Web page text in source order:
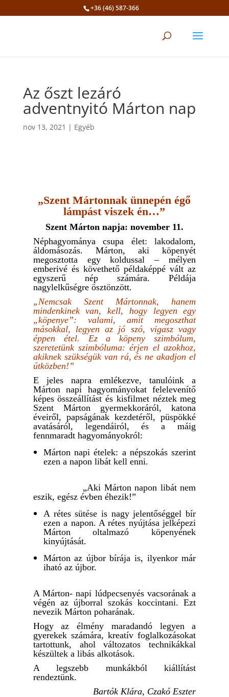
+36 (46) 587-366
Az őszt lezáró
adventnyitó Márton nap
nov 13, 2021 | Egyéb
„Szent Mártonnak ünnepén égő
lámpást viszek én…”
Szent Márton napja: november 11.
Néphagyománya csupa élet: lakodalom,
áldomásozás. Márton, aki köpenyét
megosztotta egy koldussal – mélyen
emberivé és követhető példaképpé vált az
egyszerű nép számára. Példája
nagylelkűségre ösztönzött.
„Nemcsak Szent Mártonnak, hanem
mindenkinek van, kell, hogy legyen egy
„köpenye”: valami, amit megoszthat
másokkal, legyen az jó szó, vigasz vagy
éppen étel. Ez a köpeny szimbólum,
szeretetünk szimbóluma: érjen el azokhoz,
akiknek szükségük van rá, és ne akadjon el
útközben!”
E jeles napra emlékezve, tanulóink a
Márton napi hagyományokat felelevenítő
képes összeállítást és kisfilmet néztek meg
Szent Márton gyermekkoráról, katona
éveiről, papságának kezdetéről, püspökké
avatásáról, legendáiról, és a máig
fennmaradt hagyományokról:
Márton napi ételek: a népszokás szerint
ezen a napon libát kell enni.
„Aki Márton napon libát nem
eszik, egész évben éhezik!”
A rétes sütése is nagy jelentőséggel bír
ezen a napon. A rétes nyújtása jelképezi
Márton oltalmazó köpenyének
kinyújtását.
Márton az újbor bírája is, ilyenkor már
iható az újbor.
A Márton- napi lúdpecsenyés vacsorának a
végén az újborral szokás koccintani. Ezt
nevezik Márton poharának.
Hogy az élmény maradandó legyen a
gyerekek számára, kreatív foglalkozásokat
tartottunk, ahol változatos technikákkal
készültek a libás alkotások.
A legszebb munkákból kiállítást
rendeztünk.
Bartók Klára, Czakó Eszter